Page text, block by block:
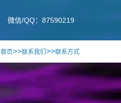
微信/QQ：87590219
首页>>联系我们 >>联系方式